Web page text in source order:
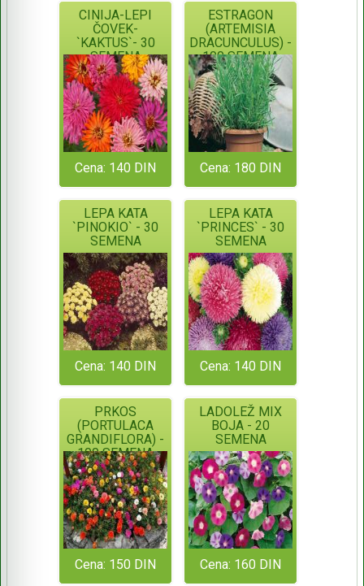
CINIJA-LEPI
ČOVEK-
`KAKTUS`- 30
SEMENA
Cena: 140 DIN
ESTRAGON
(ARTEMISIA
DRACUNCULUS) -
100 SEMENA
Cena: 180 DIN
LEPA KATA
`PINOKIO` - 30
SEMENA
Cena: 140 DIN
LEPA KATA
`PRINCES` - 30
SEMENA
Cena: 140 DIN
PRKOS
(PORTULACA
GRANDIFLORA) -
100 SEMENA
Cena: 150 DIN
LADOLEŽ MIX
BOJA - 20
SEMENA
Cena: 160 DIN